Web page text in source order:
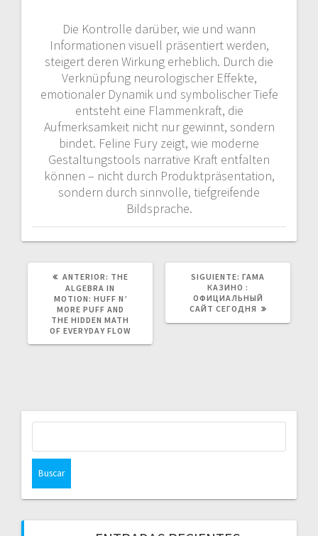
Die Kontrolle darüber, wie und wann
Informationen visuell präsentiert werden,
steigert deren Wirkung erheblich. Durch die
Verknüpfung neurologischer Effekte,
emotionaler Dynamik und symbolischer Tiefe
entsteht eine Flammenkraft, die
Aufmerksamkeit nicht nur gewinnt, sondern
bindet. Feline Fury zeigt, wie moderne
Gestaltungstools narrative Kraft entfalten
können – nicht durch Produktpräsentation,
sondern durch sinnvolle, tiefgreifende
Bildsprache.
ANTERIOR: POST
ANTERIOR:
THE
ALGEBRA IN
MOTION: HUFF N’
MORE PUFF AND
THE HIDDEN MATH
OF EVERYDAY FLOW
SIGUIENTE: SIGUIENTE
POST:
ГАМА
КАЗИНО :
ОФИЦИАЛЬНЫЙ
САЙТ СЕГОДНЯ